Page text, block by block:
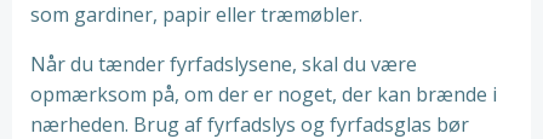
som gardiner, papir eller træmøbler.
Når du tænder fyrfadslysene, skal du være
opmærksom på, om der er noget, der kan brænde i
nærheden. Brug af fyrfadslys og fyrfadsglas bør